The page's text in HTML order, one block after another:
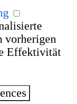
vorherigen
Effektivität